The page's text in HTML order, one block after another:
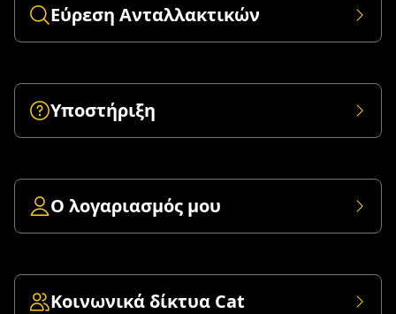
Εύρεση Ανταλλακτικών
Υποστήριξη
Ο λογαριασμός μου
Κοινωνικά δίκτυα Cat